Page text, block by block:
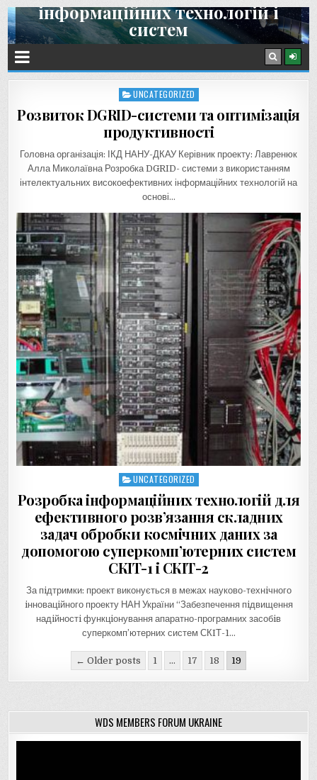
Skip
to
content
інформаційних технологій і
систем
Інститут космічних досліджень НАН України та ДКА України
Posted
in
UNCATEGORIZED
Розвиток DGRID-системи та оптимізація
продуктивності
Головна організація: ІКД НАНУ-ДКАУ Керівник проекту: Лавренюк
Алла Миколаївна Розробка DGRID- системи з використанням
інтелектуальних високоефективних інформаційних технологій на
основі…
Posted
UNCATEGORIZED
Розробка інформаційних технологій для
ефективного розв’язання складних
задач обробки космічних даних за
допомогою суперкомп’ютерних систем
СКІТ-1 і СКІТ-2
За пiдтримки: проект виконується в межах науково-технiчного
iнновацiйного проекту НАН України “Забезпечення пiдвищення
надiйностi функцiонування апаратно-програмних засобiв
суперкомп’ютерних систем СКIТ-1…
Навігація
записів
← Older posts 1 … 17 18 19
WDS MEMBERS FORUM UKRAINE